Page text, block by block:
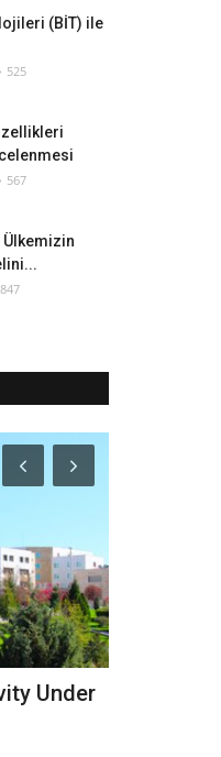
(BİT) ile
525
567
Ülkemizin
847
Under